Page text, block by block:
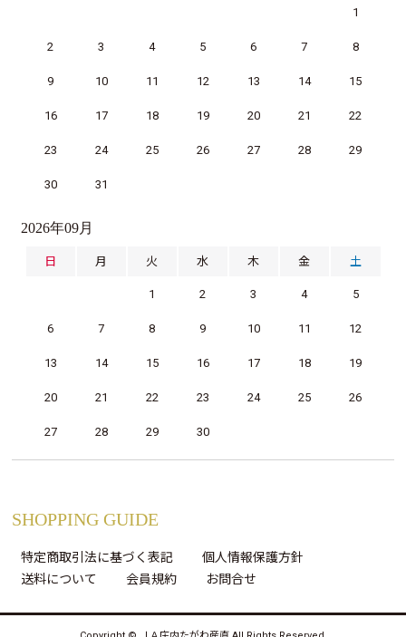
1
2 3 4 5 6 7 8
9 10 11 12 13 14 15
16 17 18 19 20 21 22
23 24 25 26 27 28 29
30 31
2026年09月
日 月 火 水 木 金 土
1 2 3 4 5
6 7 8 9 10 11 12
13 14 15 16 17 18 19
20 21 22 23 24 25 26
27 28 29 30
SHOPPING GUIDE
特定商取引法に基づく表記
個人情報保護方針
送料について
会員規約 お問合せ